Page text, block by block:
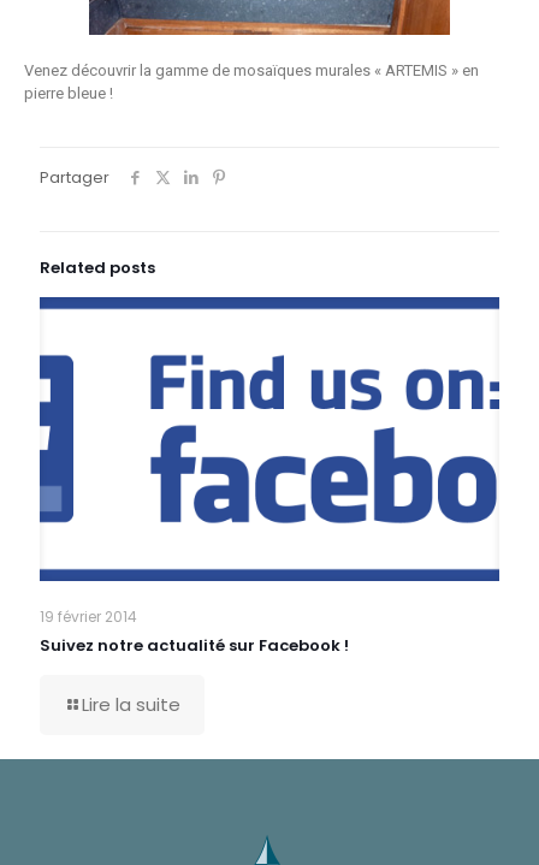
Venez découvrir la gamme de mosaïques murales « ARTEMIS » en
pierre bleue !
Partager
Related posts
19 février 2014
Suivez notre actualité sur Facebook !
Lire la suite